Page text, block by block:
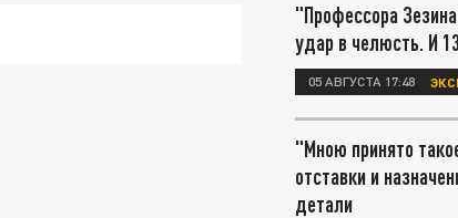
"Профессора
удар в челюсть. И
05 АВГУСТА 17:48
"Мною принято
отставки и
детали